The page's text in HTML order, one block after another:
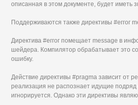
описанная в этом документе, будет иметь
Поддерживаются также директивы #еггог
Директива #еггог помещает message в
шейдера. Компилятор обрабатывает это
ошибку.
Действие директивы #pragma зависит от
реализация не распознает идущие подряд
игнорируется. Однако эти директивы